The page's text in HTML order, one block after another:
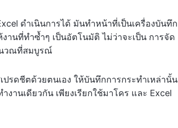
ดำเนินการได้ มันทำหน้าที่เป็นเครื่องบันทึก
นที่ทำซ้ำๆ เป็นอัตโนมัติ ไม่ว่าจะเป็น การจัด
นวณที่สมบูรณ์
รดชีตด้วยตนเอง ให้บันทึกการกระทำเหล่านั้น
านเดียวกัน เพียงเรียกใช้มาโคร และ Excel